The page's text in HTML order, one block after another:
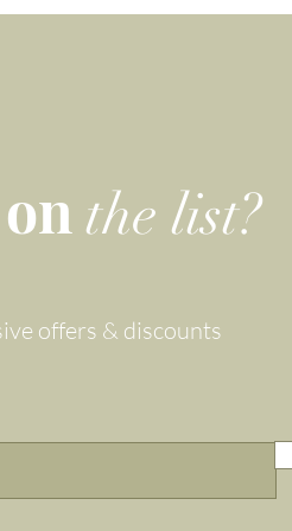
the list?
offers & discounts